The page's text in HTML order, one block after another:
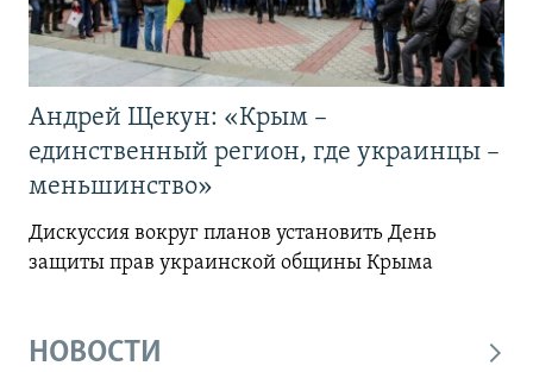
Андрей Щекун: «Крым –
единственный регион, где украинцы –
меньшинство»
Дискуссия вокруг планов установить День
защиты прав украинской общины Крыма
НОВОСТИ